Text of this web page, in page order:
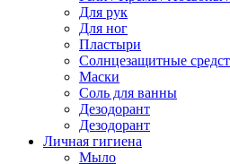
Для рук
Для ног
Пластыри
Солнцезащитные
Маски
Соль для ванны
Дезодорант
Дезодорант
Личная гигиена
Мыло